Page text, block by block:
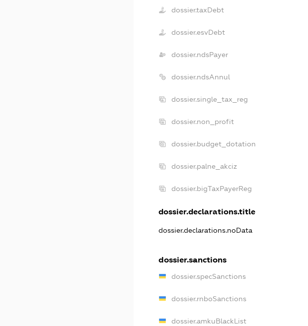
dossier.taxDebt
dossier.esvDebt
dossier.ndsPayer
dossier.ndsAnnul
dossier.single_tax_reg
dossier.non_profit
dossier.budget_dotation
dossier.palne_akciz
dossier.bigTaxPayerReg
dossier.declarations.title
dossier.declarations.noData
dossier.sanctions
dossier.specSanctions
dossier.rnboSanctions
dossier.amkuBlackList